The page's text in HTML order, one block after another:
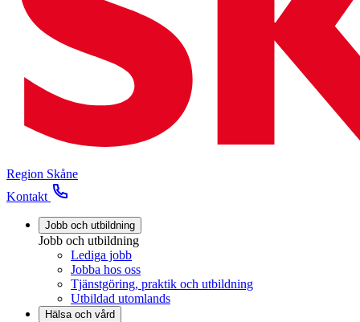
Region Skåne
Kontakt
Jobb och utbildning
Jobb och utbildning
Lediga jobb
Jobba hos oss
Tjänstgöring, praktik och utbildning
Utbildad utomlands
Hälsa och vård